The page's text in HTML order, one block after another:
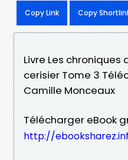
Copy Link Copy
Livre Les
cerisier Tome 3
Camille Monceaux
Télécharger eBook
http://